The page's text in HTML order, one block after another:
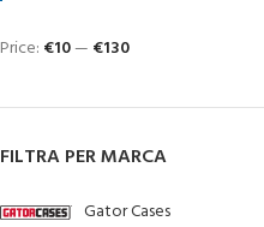
Price: €10— €130
FILTRA PER MARCA
Gator Cases